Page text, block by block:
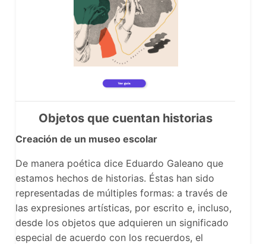
Objetos que cuentan historias
Creación de un museo escolar
De manera poética dice Eduardo Galeano que
estamos hechos de historias. Éstas han sido
representadas de múltiples formas: a través de
las expresiones artísticas, por escrito e, incluso,
desde los objetos que adquieren un significado
especial de acuerdo con los recuerdos, el